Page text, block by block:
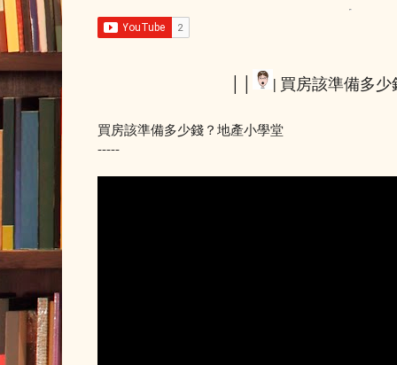
| 買房該準備多少
買房該準備多少錢？地產小學堂
-----